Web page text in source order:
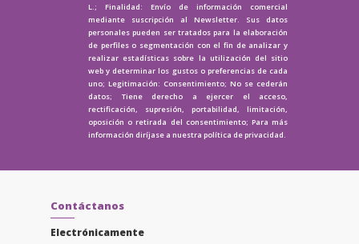
L.; Finalidad: Envío de información comercial
mediante suscripción al Newsletter. Sus datos
personales pueden ser tratados para la elaboración
de perfiles o segmentación con el fin de analizar y
realizar estadísticas sobre la utilización del sitio
web y determinar los gustos o preferencias de cada
uno; Legitimación: Consentimiento; No se cederán
datos; Tiene derecho a ejercer el acceso,
rectificación, supresión, portabilidad, limitación,
oposición o retirada del consentimiento; Para más
información diríjase a nuestra política de privacidad.
Contáctanos
Electrónicamente